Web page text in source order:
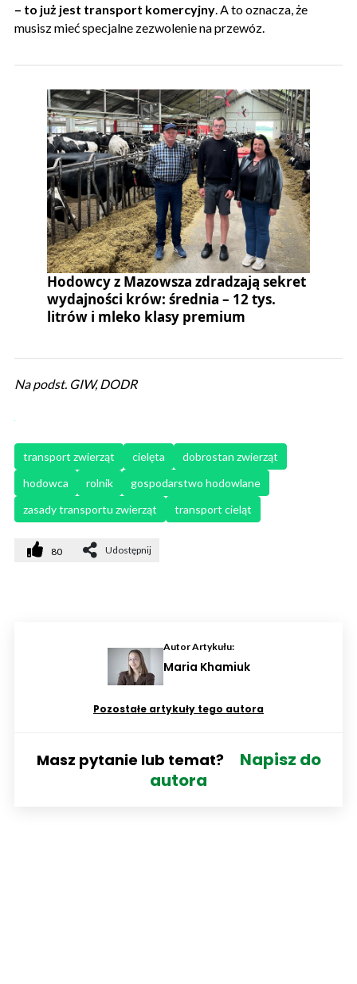
– to już jest transport komercyjny . A to oznacza, że
musisz mieć specjalne zezwolenie na przewóz.
Hodowcy z Mazowsza zdradzają sekret
wydajności krów: średnia – 12 tys.
litrów i mleko klasy premium
Na podst. GIW, DODR
transport zwierząt cielęta
dobrostan zwierząt
hodowca
rolnik
gospodarstwo hodowlane
zasady transportu zwierząt
transport cieląt
80 Udostępnij
Autor Artykułu:
Maria Khamiuk
Pozostałe artykuły tego autora
Masz pytanie lub temat?
Napisz do
autora